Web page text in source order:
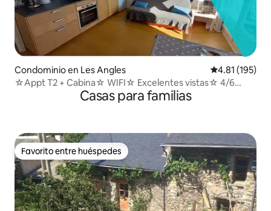
Condominio en Les Angles Calificación
4.81 (195)
☆Appt T2 + Cabina☆ WIFI☆ Excelentes vistas☆ 4/6
Casas para familias
Favorito entre huéspedes
Favorito entre huéspedes